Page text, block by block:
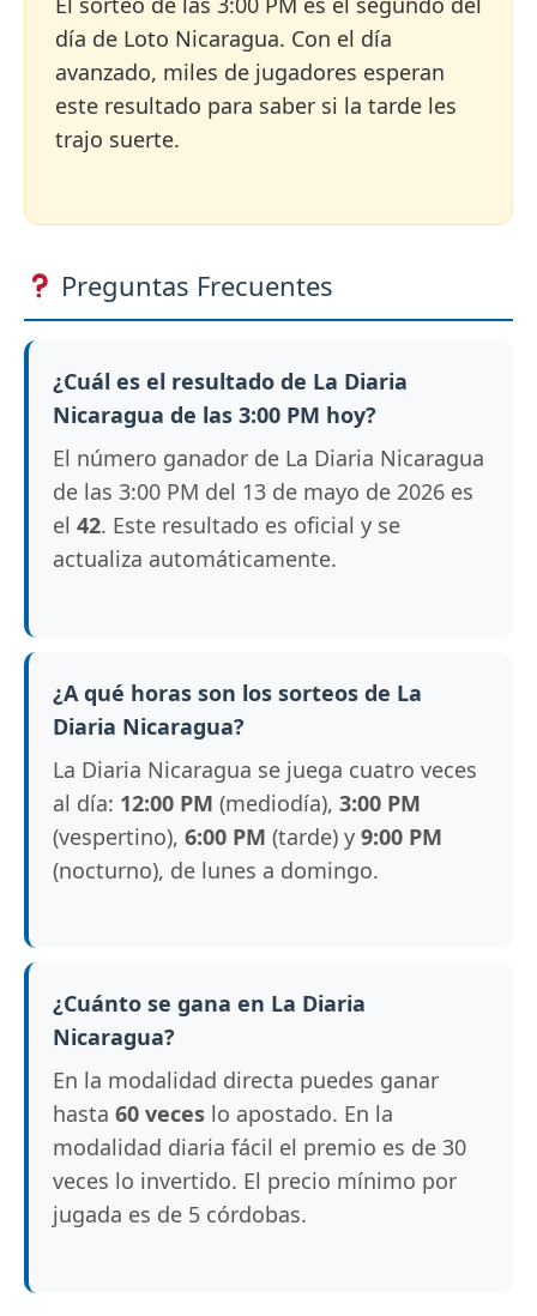
día de Loto Nicaragua. Con el día
avanzado, miles de jugadores esperan
este resultado para saber si la tarde les
trajo suerte.
Preguntas Frecuentes
¿Cuál es el resultado de La Diaria
Nicaragua de las 3:00 PM hoy?
El número ganador de La Diaria Nicaragua
de las 3:00 PM del 13 de mayo de 2026 es
el 42. Este resultado es oficial y se
actualiza automáticamente.
¿A qué horas son los sorteos de La
Diaria Nicaragua?
La Diaria Nicaragua se juega cuatro veces
al día: 12:00 PM (mediodía), 3:00 PM
(vespertino), 6:00 PM (tarde) y 9:00 PM
(nocturno), de lunes a domingo.
¿Cuánto se gana en La Diaria
Nicaragua?
En la modalidad directa puedes ganar
hasta 60 veces lo apostado. En la
modalidad diaria fácil el premio es de 30
veces lo invertido. El precio mínimo por
jugada es de 5 córdobas.